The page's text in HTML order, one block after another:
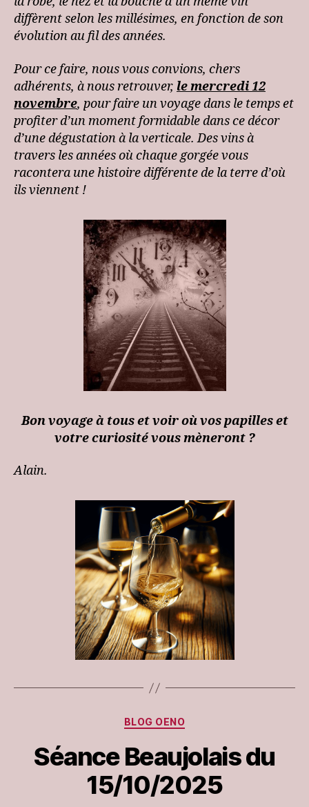
diffèrent selon les millésimes, en fonction de son
évolution au fil des années.
Pour ce faire, nous vous convions, chers
adhérents, à nous retrouver, le mercredi 12
novembre, pour faire un voyage dans le temps et
profiter d’un moment formidable dans ce décor
d’une dégustation à la verticale. Des vins à
travers les années où chaque gorgée vous
racontera une histoire différente de la terre d’où
ils viennent !
Bon voyage à tous et voir où vos papilles et
votre curiosité vous mèneront ?
Alain.
Categories
BLOG OENO
Séance Beaujolais du
15/10/2025